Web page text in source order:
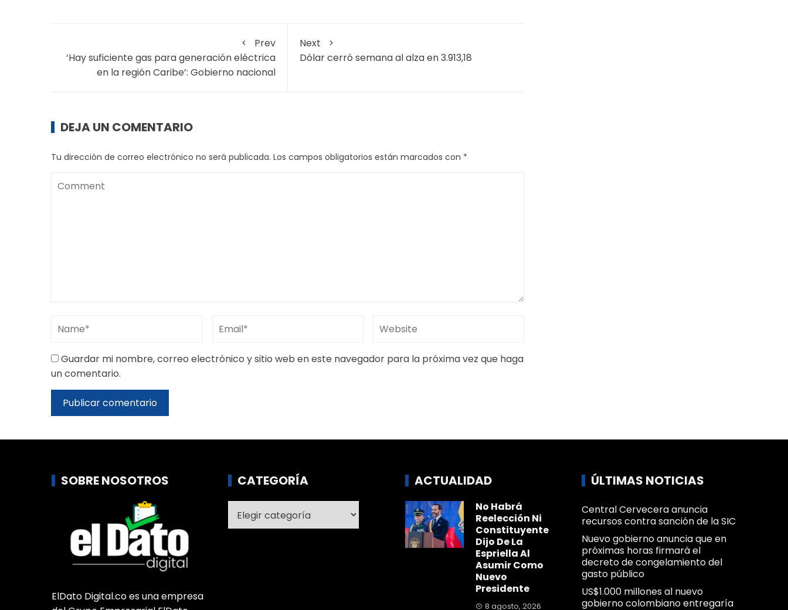
Prev
‘Hay suficiente gas para generación eléctrica
en la región Caribe’: Gobierno nacional
Next
Dólar cerró semana al alza en 3.913,18
DEJA UN COMENTARIO
Tu dirección de correo electrónico no será publicada. Los campos obligatorios están marcados con *
Guardar mi nombre, correo electrónico y sitio web en este navegador para la próxima vez que haga
un comentario.
SOBRE NOSOTROS
ElDato Digital.co es una empresa
CATEGORÍA ACTUALIDAD
No Habrá
Reelección Ni
Constituyente
Dijo De La
Espriella Al
Asumir Como
Nuevo
Presidente
8 agosto, 2026
ÚLTIMAS NOTICIAS
Central Cervecera anuncia
recursos contra sanción de la SIC
Nuevo gobierno anuncia que en
próximas horas firmará el
decreto de congelamiento del
gasto público
US$1.000 millones al nuevo
gobierno colombiano entregaría